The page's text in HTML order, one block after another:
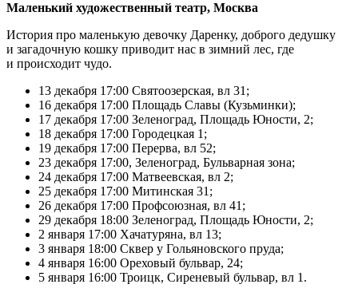
Маленький художественный театр, Москва
История про маленькую девочку Даренку, доброго дедушку
и загадочную кошку приводит нас в зимний лес, где
и происходит чудо.
13 декабря 17:00 Святоозерская, вл 31;
16 декабря 17:00 Площадь Славы (Кузьминки);
17 декабря 17:00 Зеленоград, Площадь Юности, 2;
18 декабря 17:00 Городецкая 1;
19 декабря 17:00 Перерва, вл 52;
23 декабря 17:00, Зеленоград, Бульварная зона;
24 декабря 17:00 Матвеевская, вл 2;
25 декабря 17:00 Митинская 31;
26 декабря 17:00 Профсоюзная, вл 41;
29 декабря 18:00 Зеленоград, Площадь Юности, 2;
2 января 17:00 Хачатуряна, вл 13;
3 января 18:00 Сквер у Гольяновского пруда;
4 января 16:00 Ореховый бульвар, 24;
5 января 16:00 Троицк, Сиреневый бульвар, вл 1.